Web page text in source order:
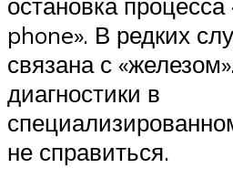
остановка
phone». В редких
связана с
диагностики в
не справиться.